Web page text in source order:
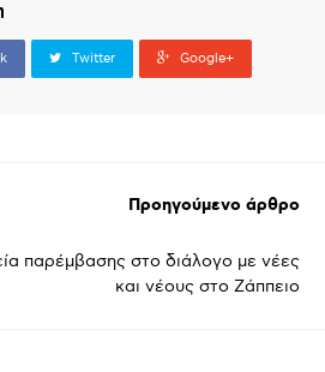
Twitter Google+
Προηγούμενο άρθρο
παρέμβασης στο διάλογο με νέες
και νέους στο Ζάππειο